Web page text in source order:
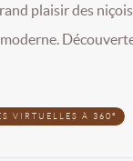
plaisir des
VIRTUELLES À 360°